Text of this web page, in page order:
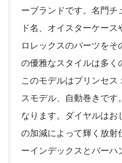
ーブランドです。名門
ド名、オイスターケー
ロレックスのパーツを
の優雅なスタイルは多く
このモデルはプリンセ
スモデル、自動巻きで
なります。ダイヤルは
の加減によって輝く放
ーインデックスとバー